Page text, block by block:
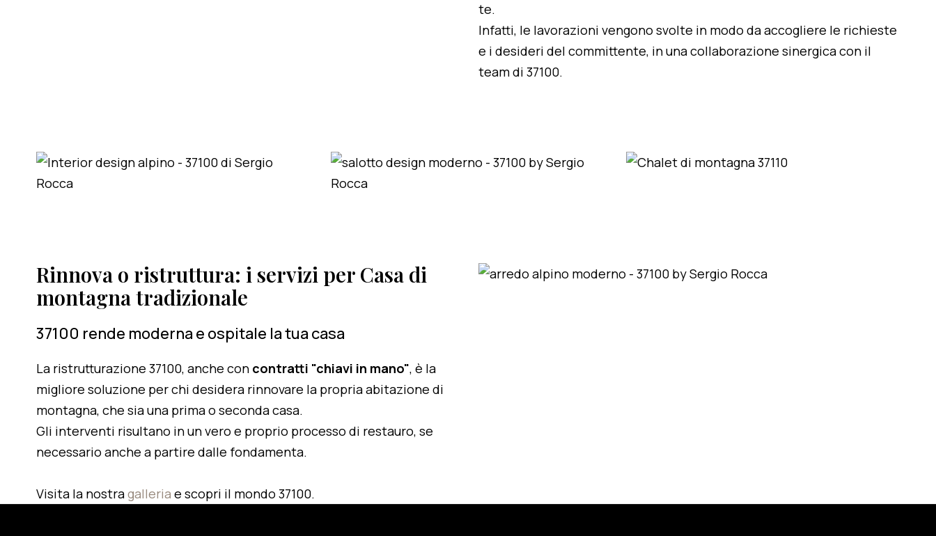
te.
Infatti, le lavorazioni vengono svolte in modo da accogliere le richieste
e i desideri del committente, in una collaborazione sinergica con il
team di 37100.
Rinnova o ristruttura: i servizi per Casa di
montagna tradizionale
37100 rende moderna e ospitale la tua casa
La ristrutturazione 37100, anche con contratti "chiavi in mano", è la
migliore soluzione per chi desidera rinnovare la propria abitazione di
montagna, che sia una prima o seconda casa.
Gli interventi risultano in un vero e proprio processo di restauro, se
necessario anche a partire dalle fondamenta.
Visita la nostragalleria e scopri il mondo 37100.